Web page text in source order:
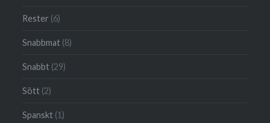
Rester (6)
Snabbmat (8)
Snabbt (29)
Sött (2)
Spanskt (1)